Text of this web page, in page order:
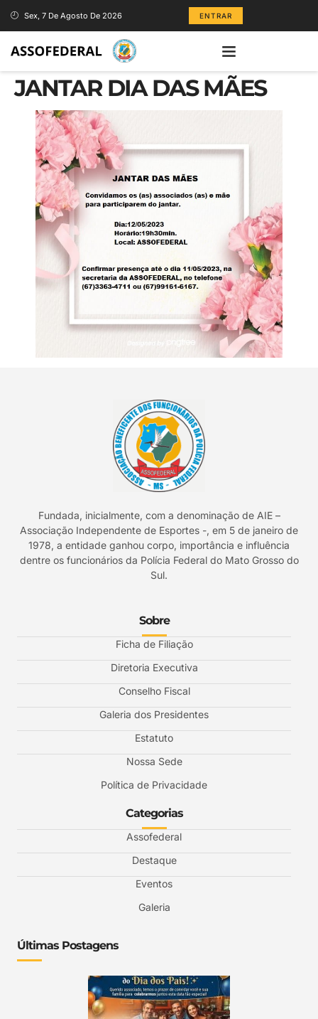
Sex, 7 De Agosto De 2026 ENTRAR
JANTAR DIA DAS MÃES
Fundada, inicialmente, com a denominação de AIE –
Associação Independente de Esportes -, em 5 de janeiro de
1978, a entidade ganhou corpo, importância e influência
dentre os funcionários da Polícia Federal do Mato Grosso do
Sul.
Sobre
Ficha de Filiação
Diretoria Executiva
Conselho Fiscal
Galeria dos Presidentes
Estatuto
Nossa Sede
Política de Privacidade
Categorias
Assofederal
Destaque
Eventos
Galeria
Últimas Postagens